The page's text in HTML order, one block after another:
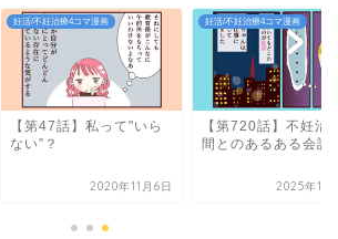
妊活/不妊治療4コマ漫画
【第47話】私って"いら
ない”？
2020年11月6日
妊活/不妊治療4コマ漫画
【第720話】不妊治
間とのあるある会
2025年11